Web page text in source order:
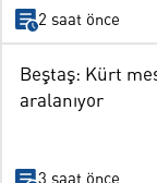
2 saat önce
Beştaş: Kürt
aralanıyor